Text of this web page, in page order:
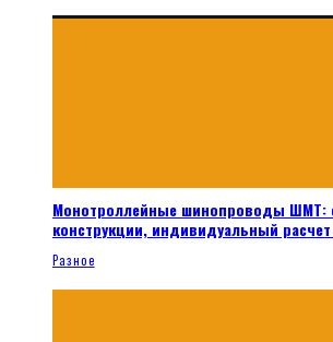
Монотроллейные шинопроводы ШМТ:
конструкции, индивидуальный
Разное